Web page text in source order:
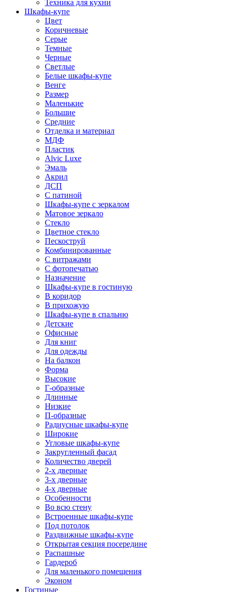
Техника для кухни
Шкафы-купе
Цвет
Коричневые
Серые
Темные
Черные
Светлые
Белые шкафы-купе
Венге
Размер
Маленькие
Большие
Средние
Отделка и материал
МДФ
Пластик
Alvic Luxe
Эмаль
Акрил
ДСП
С патиной
Шкафы-купе с зеркалом
Матовое зеркало
Стекло
Цветное стекло
Пескоструй
Комбинированные
С витражами
С фотопечатью
Назначение
Шкафы-купе в гостиную
В коридор
В прихожую
Шкафы-купе в спальню
Детские
Офисные
Для книг
Для одежды
На балкон
Форма
Высокие
Г-образные
Длинные
Низкие
П-образные
Радиусные шкафы-купе
Широкие
Угловые шкафы-купе
Закругленный фасад
Количество дверей
2-х дверные
3-х дверные
4-х дверные
Особенности
Во всю стену
Встроенные шкафы-купе
Под потолок
Раздвижные шкафы-купе
Открытая секция посередине
Распашные
Гардероб
Для маленького помещения
Эконом
Гостиные